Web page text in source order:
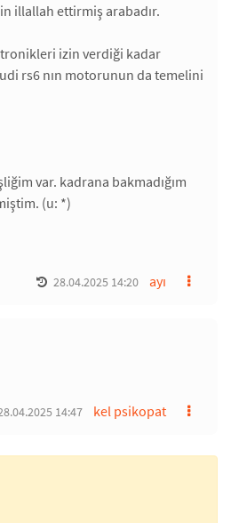
illallah ettirmiş arabadır.
izin verdiği kadar
rs6 nın motorunun da temelini
var. kadrana bakmadığım
(u: *)
ayı
28.04.2025 14:20
kel psikopat
14:47